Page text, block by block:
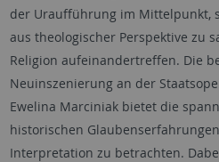
der Uraufführung im Mittelpunkt,
aus theologischer Perspektive zu
Religion aufeinandertreffen. Die
Neuinszenierung an der
Ewelina Marciniak bietet die
historischen
Interpretation zu betrachten.